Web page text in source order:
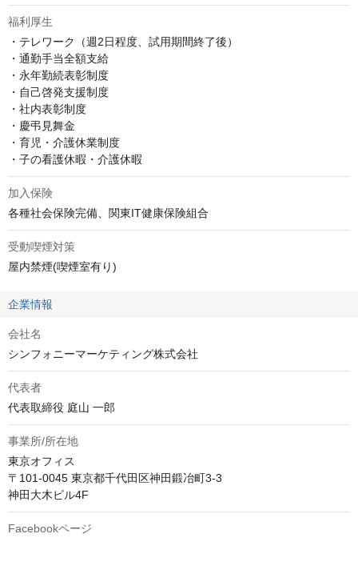
福利厚生
・テレワーク（週2日程度、試用期間終了後）
・通勤手当全額支給
・永年勤続表彰制度
・自己啓発支援制度
・社内表彰制度
・慶弔見舞金
・育児・介護休業制度
・子の看護休暇・介護休暇
加入保険
各種社会保険完備、関東IT健康保険組合
受動喫煙対策
屋内禁煙(喫煙室有り)
企業情報
会社名
シンフォニーマーケティング株式会社
代表者
代表取締役 庭山 一郎
事業所/所在地
東京オフィス
〒101-0045 東京都千代田区神田鍛冶町3-3
神田大木ビル4F
Facebookページ